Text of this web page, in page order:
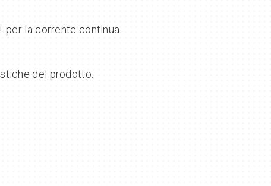
la corrente continua.
del prodotto.